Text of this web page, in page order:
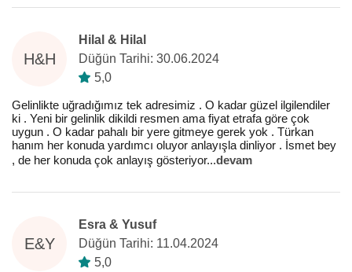
H&H
Hilal & Hilal
Düğün Tarihi: 30.06.2024
5,0
Gelinlikte uğradığımız tek adresimiz . O kadar güzel ilgilendiler
ki . Yeni bir gelinlik dikildi resmen ama fiyat etrafa göre çok
uygun . O kadar pahalı bir yere gitmeye gerek yok . Türkan
hanım her konuda yardımcı oluyor anlayışla dinliyor . İsmet bey
, de her konuda çok anlayış gösteriyor...devam
E&Y
Esra & Yusuf
Düğün Tarihi: 11.04.2024
5,0